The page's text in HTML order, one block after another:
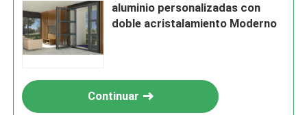
aluminio personalizadas con
doble acristalamiento Moderno
Continuar